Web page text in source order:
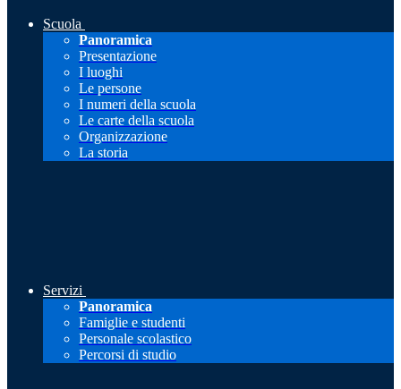
Scuola
Panoramica
Presentazione
I luoghi
Le persone
I numeri della scuola
Le carte della scuola
Organizzazione
La storia
Servizi
Panoramica
Famiglie e studenti
Personale scolastico
Percorsi di studio